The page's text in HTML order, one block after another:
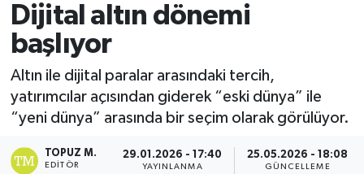
Dijital altın dönemi
başlıyor
Altın ile dijital paralar arasındaki tercih,
yatırımcılar açısından giderek “eski dünya” ile
“yeni dünya” arasında bir seçim olarak görülüyor.
TOPUZ M.
EDITÖR
29.01.2026 - 17:40
YAYINLANMA
25.05.2026 - 18:08
GÜNCELLEME
SAĞLIK
SPOR
TEKNOLOJİ
TÜRKİYE
Tüm Manşetler
Son Dakika Haberleri
Haber Arşivi